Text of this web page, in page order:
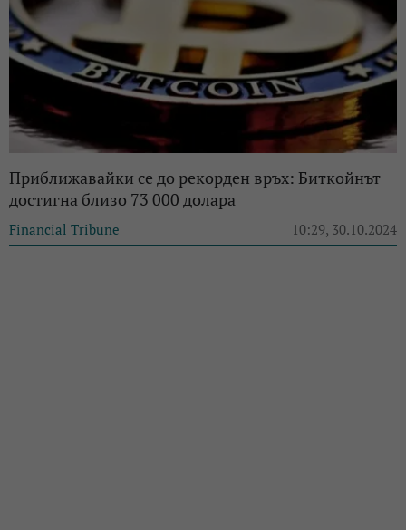
Приближавайки се до рекорден връх: Биткойнът
достигна близо 73 000 долара
Financial Tribune 10:29, 30.10.2024